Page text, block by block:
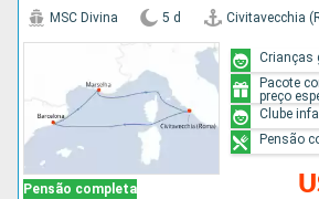
Pensão completa
MSC Divina 5 d Civitavecchia
Crianças
Pacote
preço
Clube
Pensão